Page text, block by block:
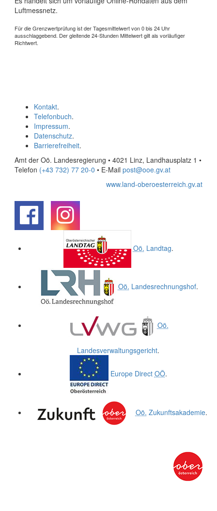
Luftmessnetz.
Für die Grenzwertprüfung ist der Tagesmittelwert von 0 bis 24 Uhr
ausschlaggebend. Der gleitende 24-Stunden Mittelwert gilt als vorläufiger
Richtwert.
Kontakt.
Telefonbuch.
Impressum.
Datenschutz.
Barrierefreiheit.
Amt der Oö. Landesregierung • 4021 Linz, Landhausplatz 1 •
Telefon (+43 732) 77 20-0 • E-Mail post@ooe.gv.at
www.land-oberoesterreich.gv.at
Oö. Landtag.
Oö. Landesrechnungshof.
Oö.
Landesverwaltungsgericht.
Europe Direct OÖ.
Oö. Zukunftsakademie.